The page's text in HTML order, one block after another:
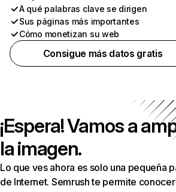
A qué palabras clave se dirigen
Sus páginas más importantes
Cómo monetizan su web
Consigue más datos gratis
¡Espera! Vamos a
la imagen.
Lo que ves ahora es solo una pequeña
de Internet. Semrush te permite